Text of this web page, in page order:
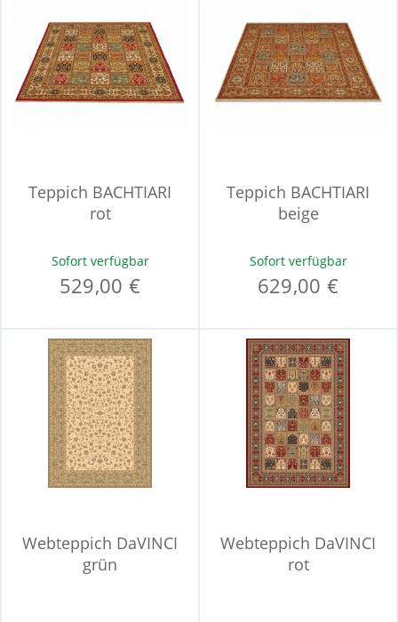
Teppich BACHTIARI
rot
Sofort verfügbar
529,00 €
Teppich BACHTIARI
beige
Sofort verfügbar
629,00 €
Webteppich DaVINCI
grün
Webteppich DaVINCI
rot